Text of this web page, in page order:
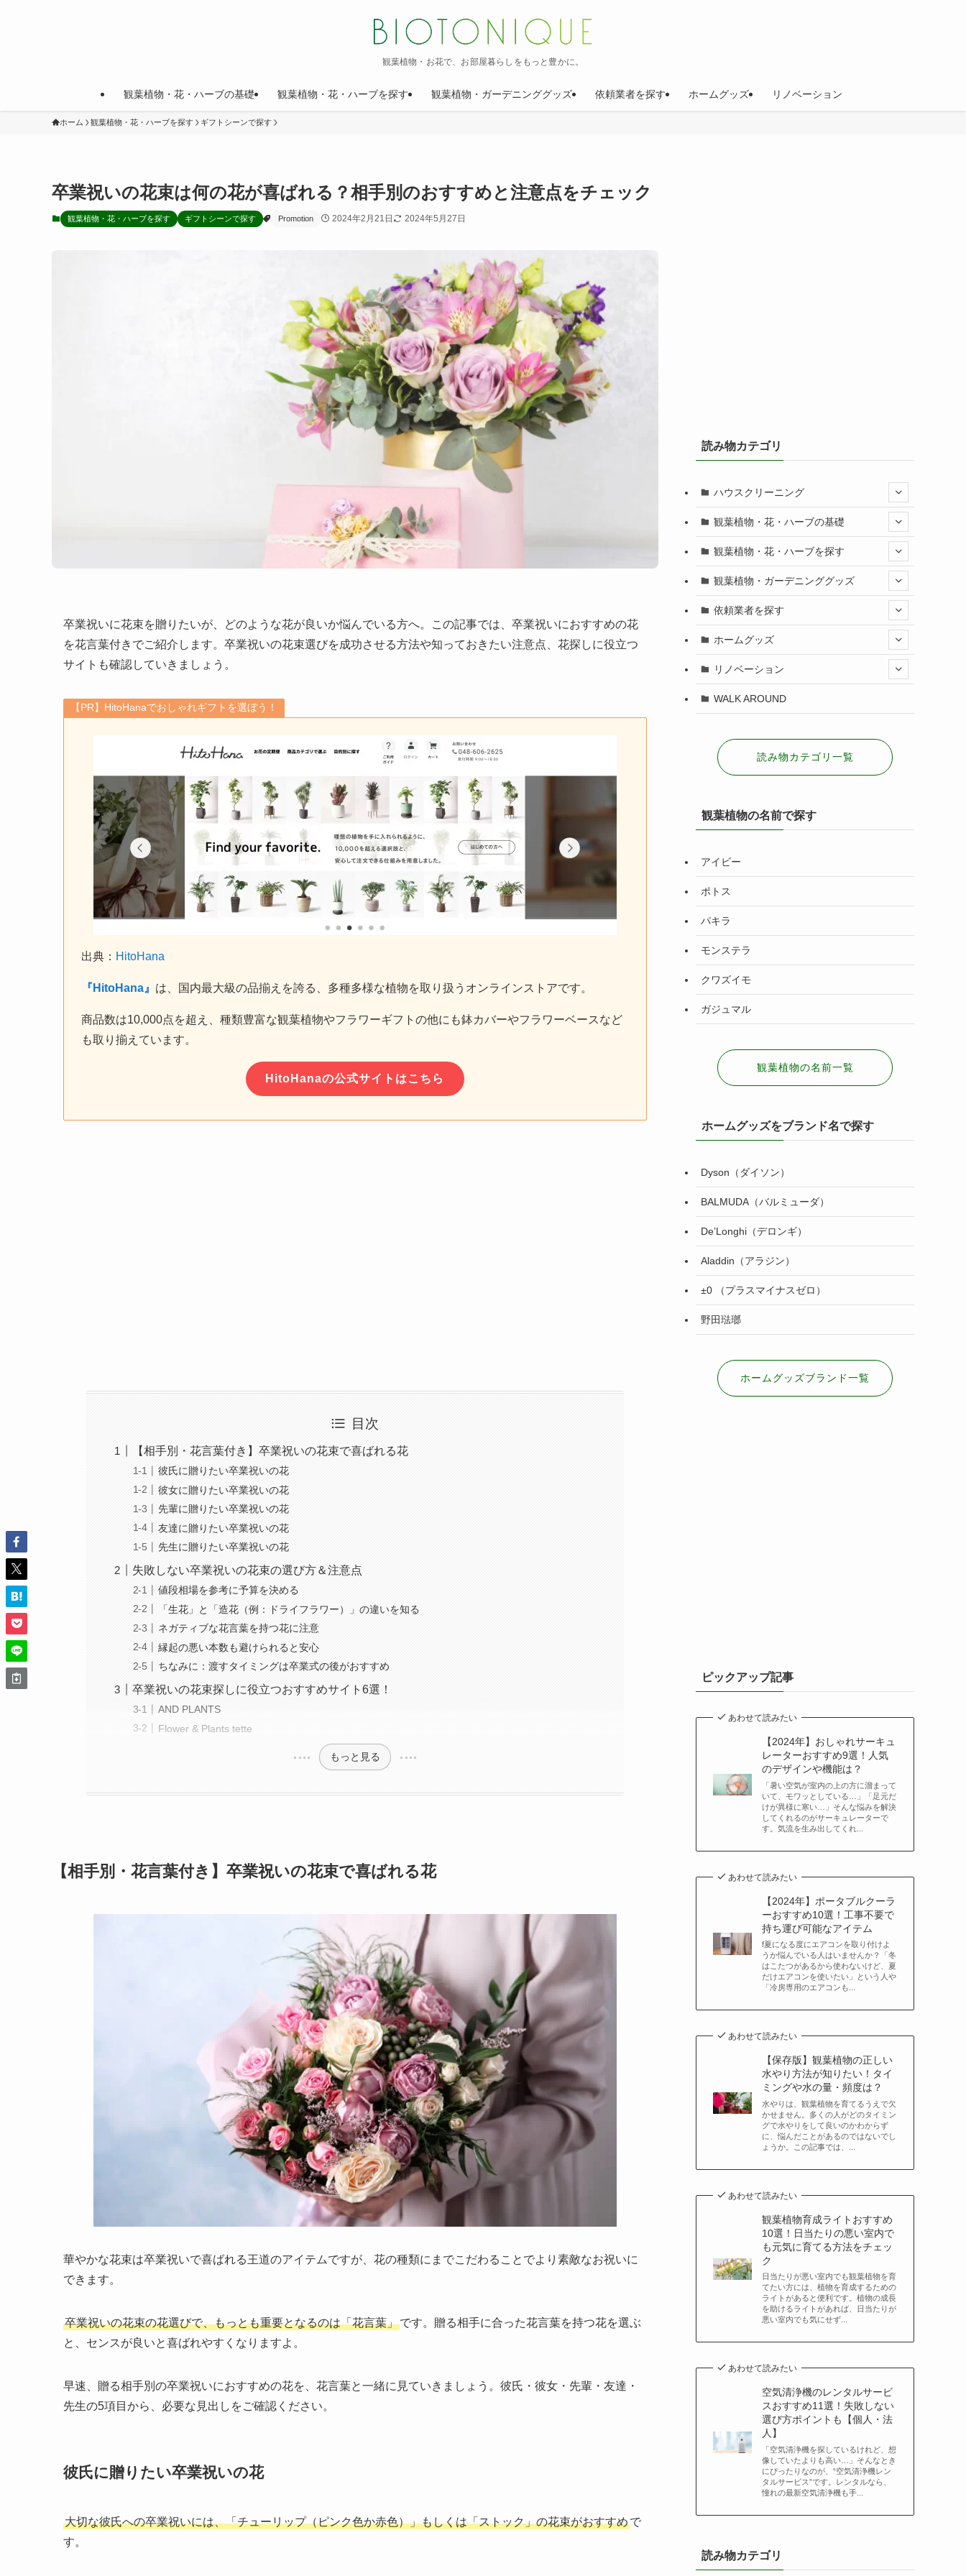
観葉植物・お花で、お部屋暮らしをもっと豊かに。
観葉植物・花・ハーブの基礎 観葉植物・花・ハーブを探す 観葉植物・ガーデニンググッズ 依頼業者を探す ホームグッズ リノベーション
ホーム 観葉植物・花・ハーブを探す ギフトシーンで探す
卒業祝いの花束は何の花が喜ばれる？相手別のおすすめと注意点をチェック
観葉植物・花・ハーブを探す ギフトシーンで探す Promotion 2024年2月21日 2024年5月27日
卒業祝いに花束を贈りたいが、どのような花が良いか悩んでいる方へ。この記事では、卒業祝いにおすすめの花
を花言葉付きでご紹介します。卒業祝いの花束選びを成功させる方法や知っておきたい注意点、花探しに役立つ
サイトも確認していきましょう。
【PR】HitoHanaでおしゃれギフトを選ぼう！
出典： HitoHana
『HitoHana』 は、国内最大級の品揃えを誇る、多種多様な植物を取り扱うオンラインストアです。
商品数は10,000点を超え、種類豊富な観葉植物やフラワーギフトの他にも鉢カバーやフラワーベースなど
も取り揃えています。
HitoHanaの公式サイトはこちら
目次
【相手別・花言葉付き】卒業祝いの花束で喜ばれる花
彼氏に贈りたい卒業祝いの花
彼女に贈りたい卒業祝いの花
先輩に贈りたい卒業祝いの花
友達に贈りたい卒業祝いの花
先生に贈りたい卒業祝いの花
失敗しない卒業祝いの花束の選び方＆注意点
値段相場を参考に予算を決める
「生花」と「造花（例：ドライフラワー）」の違いを知る
ネガティブな花言葉を持つ花に注意
縁起の悪い本数も避けられると安心
ちなみに：渡すタイミングは卒業式の後がおすすめ
卒業祝いの花束探しに役立つおすすめサイト6選！
AND PLANTS
Flower & Plants tette
もっと見る
【相手別・花言葉付き】卒業祝いの花束で喜ばれる花
華やかな花束は卒業祝いで喜ばれる王道のアイテムですが、花の種類にまでこだわることでより素敵なお祝いに
できます。
卒業祝いの花束の花選びで、もっとも重要となるのは「花言葉」です。贈る相手に合った花言葉を持つ花を選ぶ
と、センスが良いと喜ばれやすくなりますよ。
早速、贈る相手別の卒業祝いにおすすめの花を、花言葉と一緒に見ていきましょう。彼氏・彼女・先輩・友達・
先生の5項目から、必要な見出しをご確認ください。
彼氏に贈りたい卒業祝いの花
大切な彼氏への卒業祝いには、「チューリップ（ピンク色か赤色）」もしくは「ストック」の花束がおすすめで
す。
読み物カテゴリ
ハウスクリーニング
観葉植物・花・ハーブの基礎
観葉植物・花・ハーブを探す
観葉植物・ガーデニンググッズ
依頼業者を探す
ホームグッズ
リノベーション
WALK AROUND
読み物カテゴリ一覧
観葉植物の名前で探す
アイビー
ポトス
パキラ
モンステラ
クワズイモ
ガジュマル
観葉植物の名前一覧
ホームグッズをブランド名で探す
Dyson（ダイソン）
BALMUDA（バルミューダ）
De’Longhi（デロンギ）
Aladdin（アラジン）
±0 （プラスマイナスゼロ）
野田琺瑯
ホームグッズブランド一覧
ピックアップ記事
あわせて読みたい
【2024年】おしゃれサーキュ
レーターおすすめ9選！人気
のデザインや機能は？
「暑い空気が室内の上の方に溜まって
いて、モワッとしている…」「足元だ
けが異様に寒い…」そんな悩みを解決
してくれるのがサーキュレーターで
す。気流を生み出してくれ...
あわせて読みたい
【2024年】ポータブルクーラ
ーおすすめ10選！工事不要で
持ち運び可能なアイテム
f夏になる度にエアコンを取り付けよ
うか悩んでいる人はいませんか？「冬
はこたつがあるから使わないけど、夏
だけエアコンを使いたい」という人や
「冷房専用のエアコンも...
あわせて読みたい
【保存版】観葉植物の正しい
水やり方法が知りたい！タイ
ミングや水の量・頻度は？
水やりは、観葉植物を育てるうえで欠
かせません。多くの人がどのタイミン
グで水やりをして良いのかわからず
に、悩んだことがあるのではないでし
ょうか。この記事では、...
あわせて読みたい
観葉植物育成ライトおすすめ
10選！日当たりの悪い室内で
も元気に育てる方法をチェッ
ク
日当たりが悪い室内でも観葉植物を育
てたい方には、植物を育成するための
ライトがあると便利です。植物の成長
を助けるライトがあれば、日当たりが
悪い室内でも気にせず...
あわせて読みたい
空気清浄機のレンタルサービ
スおすすめ11選！失敗しない
選び方ポイントも【個人・法
人】
「空気清浄機を探しているけれど、想
像していたよりも高い…」そんなとき
にぴったりなのが、“空気清浄機レン
タルサービス”です。レンタルなら、
憧れの最新空気清浄機も手...
読み物カテゴリ